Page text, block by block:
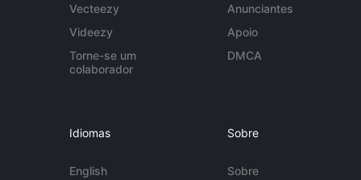
Vecteezy
Videezy
Torne-se um
colaborador
Anunciantes
Apoio
DMCA
Idiomas
English
Sobre
Sobre